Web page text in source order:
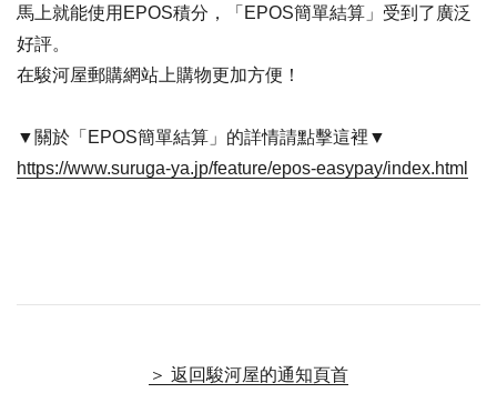
馬上就能使用EPOS積分，「EPOS簡單結算」受到了廣泛
好評。
在駿河屋郵購網站上購物更加方便！
▼關於「EPOS簡單結算」的詳情請點擊這裡▼
https://www.suruga-ya.jp/feature/epos-easypay/index.html
＞ 返回駿河屋的通知頁首